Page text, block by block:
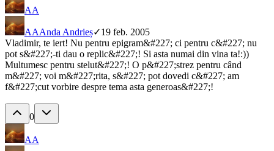
AA
AAAnda Andrieș✓19 feb. 2005
Vladimir, te iert! Nu pentru epigram&#227; ci pentru c&#227; nu
pot s&#227;-ti dau o replic&#227;! Si asta numai din vina ta!:))
Multumesc pentru stelut&#227;! O p&#227;strez pentru când
m&#227; voi m&#227;rita, s&#227; pot dovedi c&#227; am
f&#227;cut vorbire despre tema asta generoas&#227;!
0
AA